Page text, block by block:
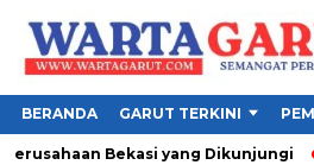
BERANDA GARUT TERKINI
Bekasi yang Dikunjungi